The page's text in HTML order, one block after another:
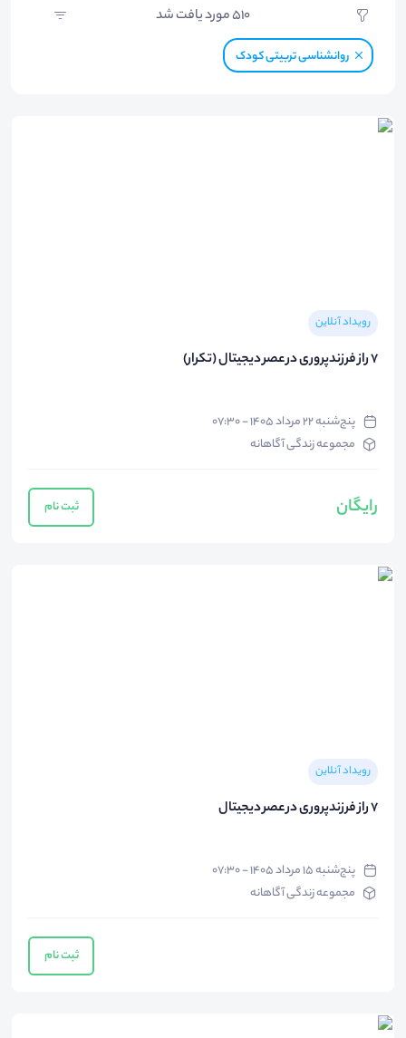
510مورد یافت شد
روانشناسی تربیتی کودک
رویداد آنلاین
۷ راز فرزندپروری در عصر دیجیتال (تکرار)
پنج‌شنبه ۲۲ مرداد ۱۴۰۵ - ۰۷:۳۰
مجموعه زندگی آگاهانه
رایگان ثبت نام
رویداد آنلاین
۷ راز فرزندپروری در عصر دیجیتال
پنج‌شنبه ۱۵ مرداد ۱۴۰۵ - ۰۷:۳۰
مجموعه زندگی آگاهانه
ثبت نام